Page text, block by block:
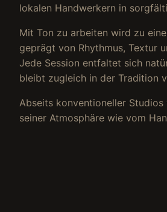
lokalen Handwerkern in
Mit Ton zu arbeiten wird zu
geprägt von Rhythmus, Textur
Jede Session entfaltet sich
bleibt zugleich in der Tradition
Abseits konventioneller
seiner Atmosphäre wie vom